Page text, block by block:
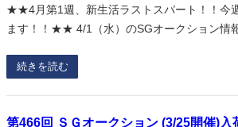
★★4月第1週、新生活ラストスパート！！今
ます！！★★ 4/1（水）のSGオークション情
続きを読む
第466回 ＳＧオークション (3/25開催)入